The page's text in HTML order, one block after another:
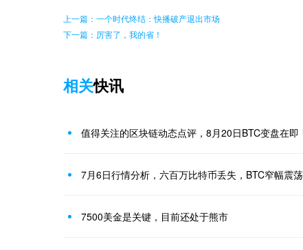
上一篇：一个时代终结：快播破产退出市场
下一篇：厉害了，我的省！
相关快讯
值得关注的区块链动态点评，8月20日BTC变盘在即
7月6日行情分析，六百万比特币丢失，BTC窄幅震荡
7500美金是关键，目前还处于熊市